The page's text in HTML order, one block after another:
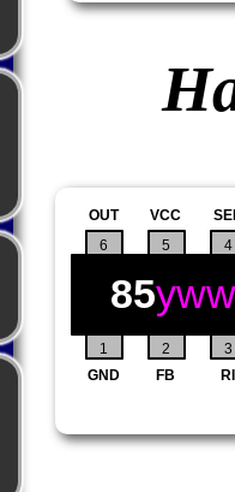
1 2 3
4
GND FB RI
VCC
5
6
OUT
85yww